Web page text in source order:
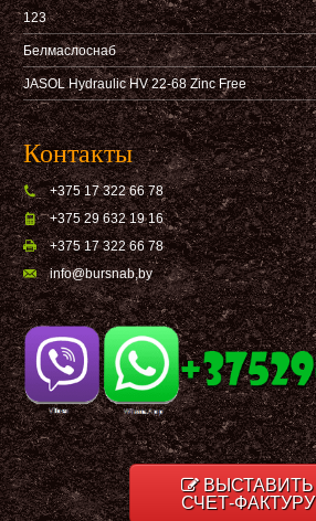
123
Белмаслоснаб
JASOL Hydraulic HV 22-68 Zinc Free
Контакты
+375 17 322 66 78
+375 29 632 19 16
+375 17 322 66 78
info@bursnab,by
ВЫСТАВИТЬ
СЧЕТ-ФАКТУРУ